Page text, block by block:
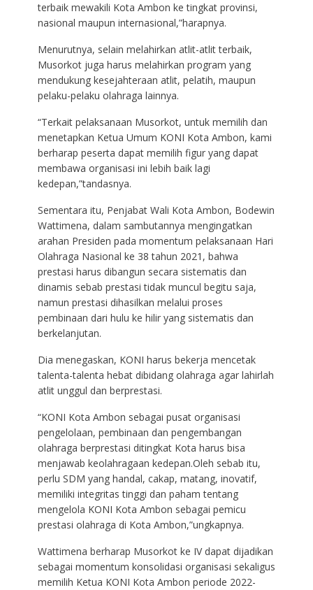
terbaik mewakili Kota Ambon ke tingkat provinsi,
nasional maupun internasional,”harapnya.
Menurutnya, selain melahirkan atlit-atlit terbaik,
Musorkot juga harus melahirkan program yang
mendukung kesejahteraan atlit, pelatih, maupun
pelaku-pelaku olahraga lainnya.
“Terkait pelaksanaan Musorkot, untuk memilih dan
menetapkan Ketua Umum KONI Kota Ambon, kami
berharap peserta dapat memilih figur yang dapat
membawa organisasi ini lebih baik lagi
kedepan,”tandasnya.
Sementara itu, Penjabat Wali Kota Ambon, Bodewin
Wattimena, dalam sambutannya mengingatkan
arahan Presiden pada momentum pelaksanaan Hari
Olahraga Nasional ke 38 tahun 2021, bahwa
prestasi harus dibangun secara sistematis dan
dinamis sebab prestasi tidak muncul begitu saja,
namun prestasi dihasilkan melalui proses
pembinaan dari hulu ke hilir yang sistematis dan
berkelanjutan.
Dia menegaskan, KONI harus bekerja mencetak
talenta-talenta hebat dibidang olahraga agar lahirlah
atlit unggul dan berprestasi.
“KONI Kota Ambon sebagai pusat organisasi
pengelolaan, pembinaan dan pengembangan
olahraga berprestasi ditingkat Kota harus bisa
menjawab keolahragaan kedepan.Oleh sebab itu,
perlu SDM yang handal, cakap, matang, inovatif,
memiliki integritas tinggi dan paham tentang
mengelola KONI Kota Ambon sebagai pemicu
prestasi olahraga di Kota Ambon,”ungkapnya.
Wattimena berharap Musorkot ke IV dapat dijadikan
sebagai momentum konsolidasi organisasi sekaligus
memilih Ketua KONI Kota Ambon periode 2022-